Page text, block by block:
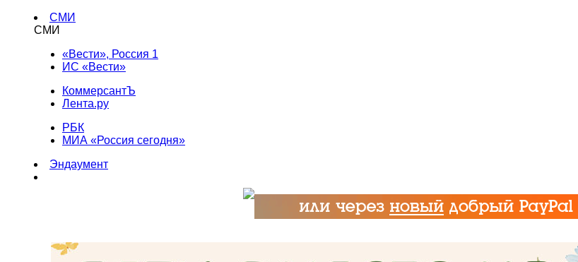
СМИ
СМИ
«Вести», Россия 1
ИС «Вести»
КоммерсантЪ
Лента.ру
РБК
МИА «Россия сегодня»
Эндаумент